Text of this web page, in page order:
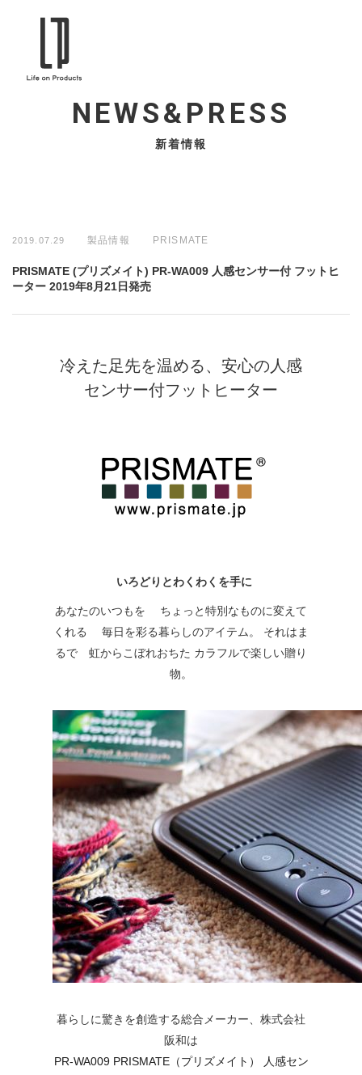
NEWS&PRESS
新着情報
2019.07.29 製品情報 PRISMATE
PRISMATE (プリズメイト) PR-WA009 人感センサー付 フットヒ
ーター 2019年8月21日発売
冷えた足先を温める、安心の人感
センサー付フットヒーター
いろどりとわくわくを手に
あなたのいつもを ちょっと特別なものに変えて
くれる 毎日を彩る暮らしのアイテム。 それはま
るで 虹からこぼれおちた カラフルで楽しい贈り
物。
暮らしに驚きを創造する総合メーカー、株式会社
阪和は
PR-WA009 PRISMATE（プリズメイト） 人感セン